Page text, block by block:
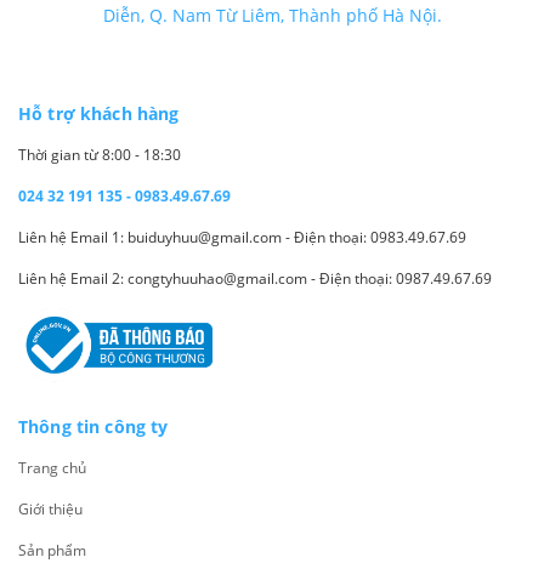
Diễn, Q. Nam Từ Liêm, Thành phố Hà Nội.
Hỗ trợ khách hàng
Thời gian từ 8:00 - 18:30
024 32 191 135 - 0983.49.67.69
Liên hệ Email 1: buiduyhuu@gmail.com - Điện thoại: 0983.49.67.69
Liên hệ Email 2: congtyhuuhao@gmail.com - Điện thoại: 0987.49.67.69
Thông tin công ty
Trang chủ
Giới thiệu
Sản phẩm